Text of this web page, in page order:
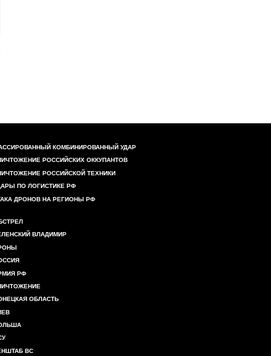
КОМБИНИРОВАННЫЙ УДАР
РОССИЙСКИХ ОККУПАНТОВ
РОССИЙСКОЙ ТЕХНИКИ
ПО ЛОГИСТИКЕ РФ
ДРОНОВ НА РЕГИОНЫ РФ
ВЛАДИМИР
РФ
ОБЛАСТЬ
ВС